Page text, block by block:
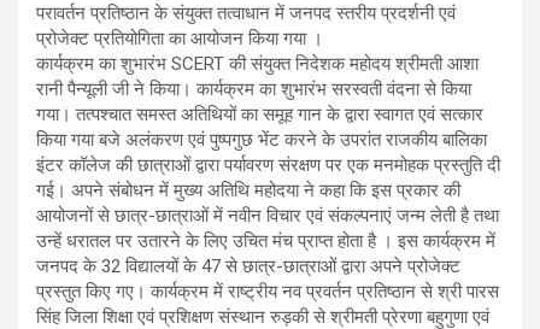
परावर्तन प्रतिष्ठान के संयुक्त तत्वाधान में जनपद स्तरीय प्रदर्शनी एवं
प्रोजेक्ट प्रतियोगिता का आयोजन किया गया ।
कार्यक्रम का शुभारंभ SCERT की संयुक्त निदेशक महोदय श्रीमती आशा
रानी पैन्यूली जी ने किया। कार्यक्रम का शुभारंभ सरस्वती वंदना से किया
गया। तत्पश्चात समस्त अतिथियों का समूह गान के द्वारा स्वागत एवं सत्कार
किया गया बजे अलंकरण एवं पुष्पगुछ भेंट करने के उपरांत राजकीय बालिका
इंटर कॉलेज की छात्राओं द्वारा पर्यावरण संरक्षण पर एक मनमोहक प्रस्तुति दी
गई। अपने संबोधन में मुख्य अतिथि महोदया ने कहा कि इस प्रकार की
आयोजनों से छात्र-छात्राओं में नवीन विचार एवं संकल्पनाएं जन्म लेती है तथा
उन्हें धरातल पर उतारने के लिए उचित मंच प्राप्त होता है । इस कार्यक्रम में
जनपद के 32 विद्यालयों के 47 से छात्र-छात्राओं द्वारा अपने प्रोजेक्ट
प्रस्तुत किए गए। कार्यक्रम में राष्ट्रीय नव प्रवर्तन प्रतिष्ठान से श्री पारस
सिंह जिला शिक्षा एवं प्रशिक्षण संस्थान रुड़की से श्रीमती प्रेरणा बहुगुणा एवं